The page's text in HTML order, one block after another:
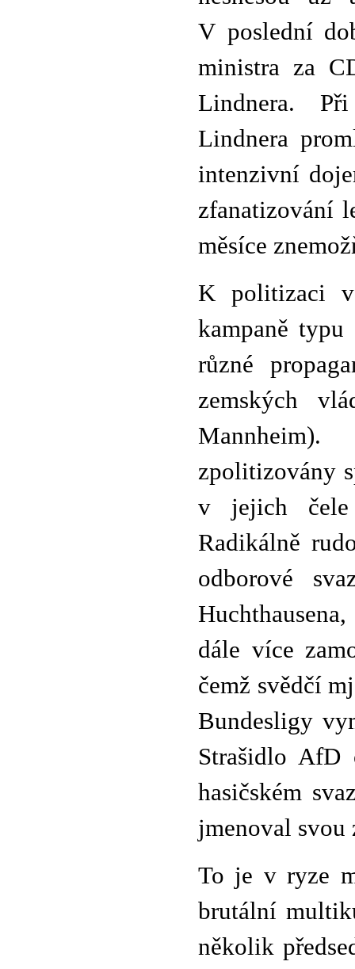
V poslední
ministra za
Lindnera.
Lindnera
intenzivní
zfanatizování
měsíce
K politizaci
kampaně
různé
zemských
zpolitizovány
v jejich
Radikálně
odborové
dále více
čemž svědčí
Bundesligy
Strašidlo AfD
hasičském
jmenoval svou
To je v ryze
brutální
několik